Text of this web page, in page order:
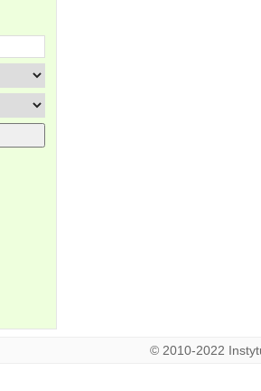
© 2010-2022